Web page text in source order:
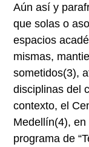
Aún así y
que solas o
espacios
mismas,
sometidos(3),
disciplinas del
contexto, el
Medellín(4), en
programa de